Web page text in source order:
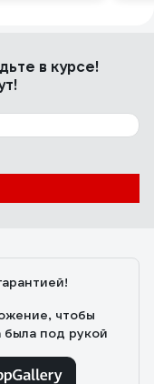
в курсе!
чтобы
была под рукой